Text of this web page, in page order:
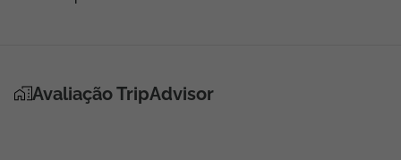
Avaliação TripAdvisor